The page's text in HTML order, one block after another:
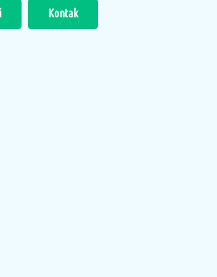
Kontak